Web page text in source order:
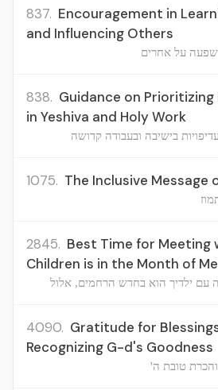
837. Encouragement in
and Influencing Others
על אחרים
838. Guidance on
in Yeshiva and Holy Work
בישיבה ובעבודה קדושה
1075. The Inclusive Message
2845. Best Time for Meeting
Children is in the Month of
עם ילדיך הוא בחדש הרחמים, אלול
4090. Gratitude for
Recognizing G-d's Goodness
טובת ה'